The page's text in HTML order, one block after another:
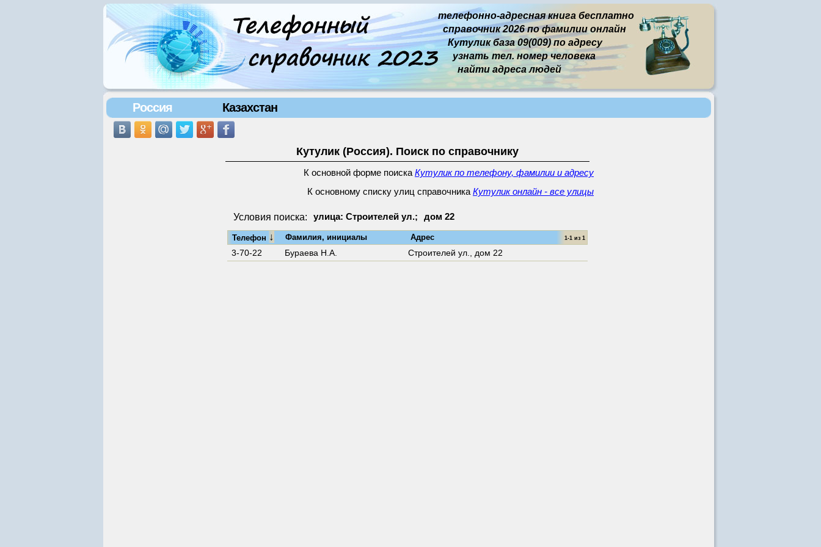
телефонно-адресная книга бесплатно
справочник 2026 по фамилии онлайн
Кутулик база 09(009) по адресу
узнать тел. номер человека
найти адреса людей
Россия Казахстан
Кутулик (Россия). Поиск по справочнику
К основной форме поиска Кутулик по телефону, фамилии и адресу
К основному списку улиц справочника Кутулик онлайн - все улицы
Условия поиска: улица: Строителей ул.; дом 22
Телефон ↓ Фамилия, инициалы Адрес 1-1 из 1
3-70-22 Бураева Н.А. Строителей ул., дом 22